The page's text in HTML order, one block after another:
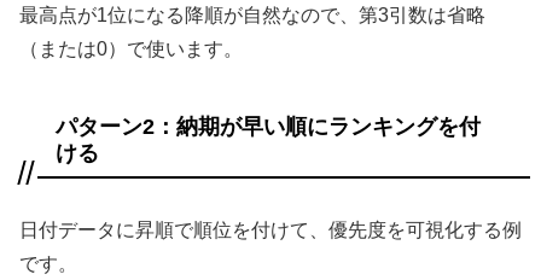
最高点が1位になる降順が自然なので、第3引数は省略
（または0）で使います。
パターン2：納期が早い順にランキングを付
ける
日付データに昇順で順位を付けて、優先度を可視化する例
です。